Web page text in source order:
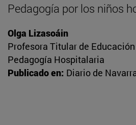
Pedagogía por los niños
Olga Lizasoáin
Profesora Titular de
Pedagogía Hospitalaria
Publicado en: Diario de